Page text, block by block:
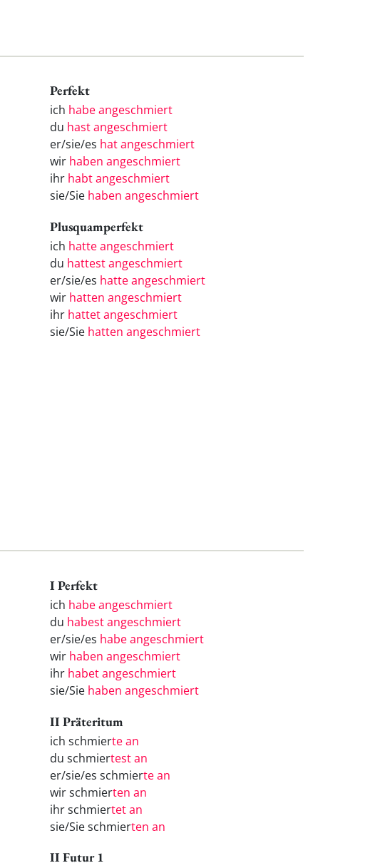
Perfekt
ich habe angeschmiert
du hast angeschmiert
er/sie/es hat angeschmiert
wir haben angeschmiert
ihr habt angeschmiert
sie/Sie haben angeschmiert
Plusquamperfekt
ich hatte angeschmiert
du hattest angeschmiert
er/sie/es hatte angeschmiert
wir hatten angeschmiert
ihr hattet angeschmiert
sie/Sie hatten angeschmiert
I Perfekt
ich habe angeschmiert
du habest angeschmiert
er/sie/es habe angeschmiert
wir haben angeschmiert
ihr habet angeschmiert
sie/Sie haben angeschmiert
II Präteritum
ich schmierte an
du schmiertest an
er/sie/es schmierte an
wir schmierten an
ihr schmiertet an
sie/Sie schmierten an
II Futur 1